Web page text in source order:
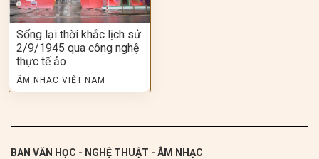
Sống lại thời khắc lịch sử
2/9/1945 qua công nghệ
thực tế ảo
ÂM NHẠC VIỆT NAM
BAN VĂN HỌC - NGHỆ THUẬT - ÂM NHẠC